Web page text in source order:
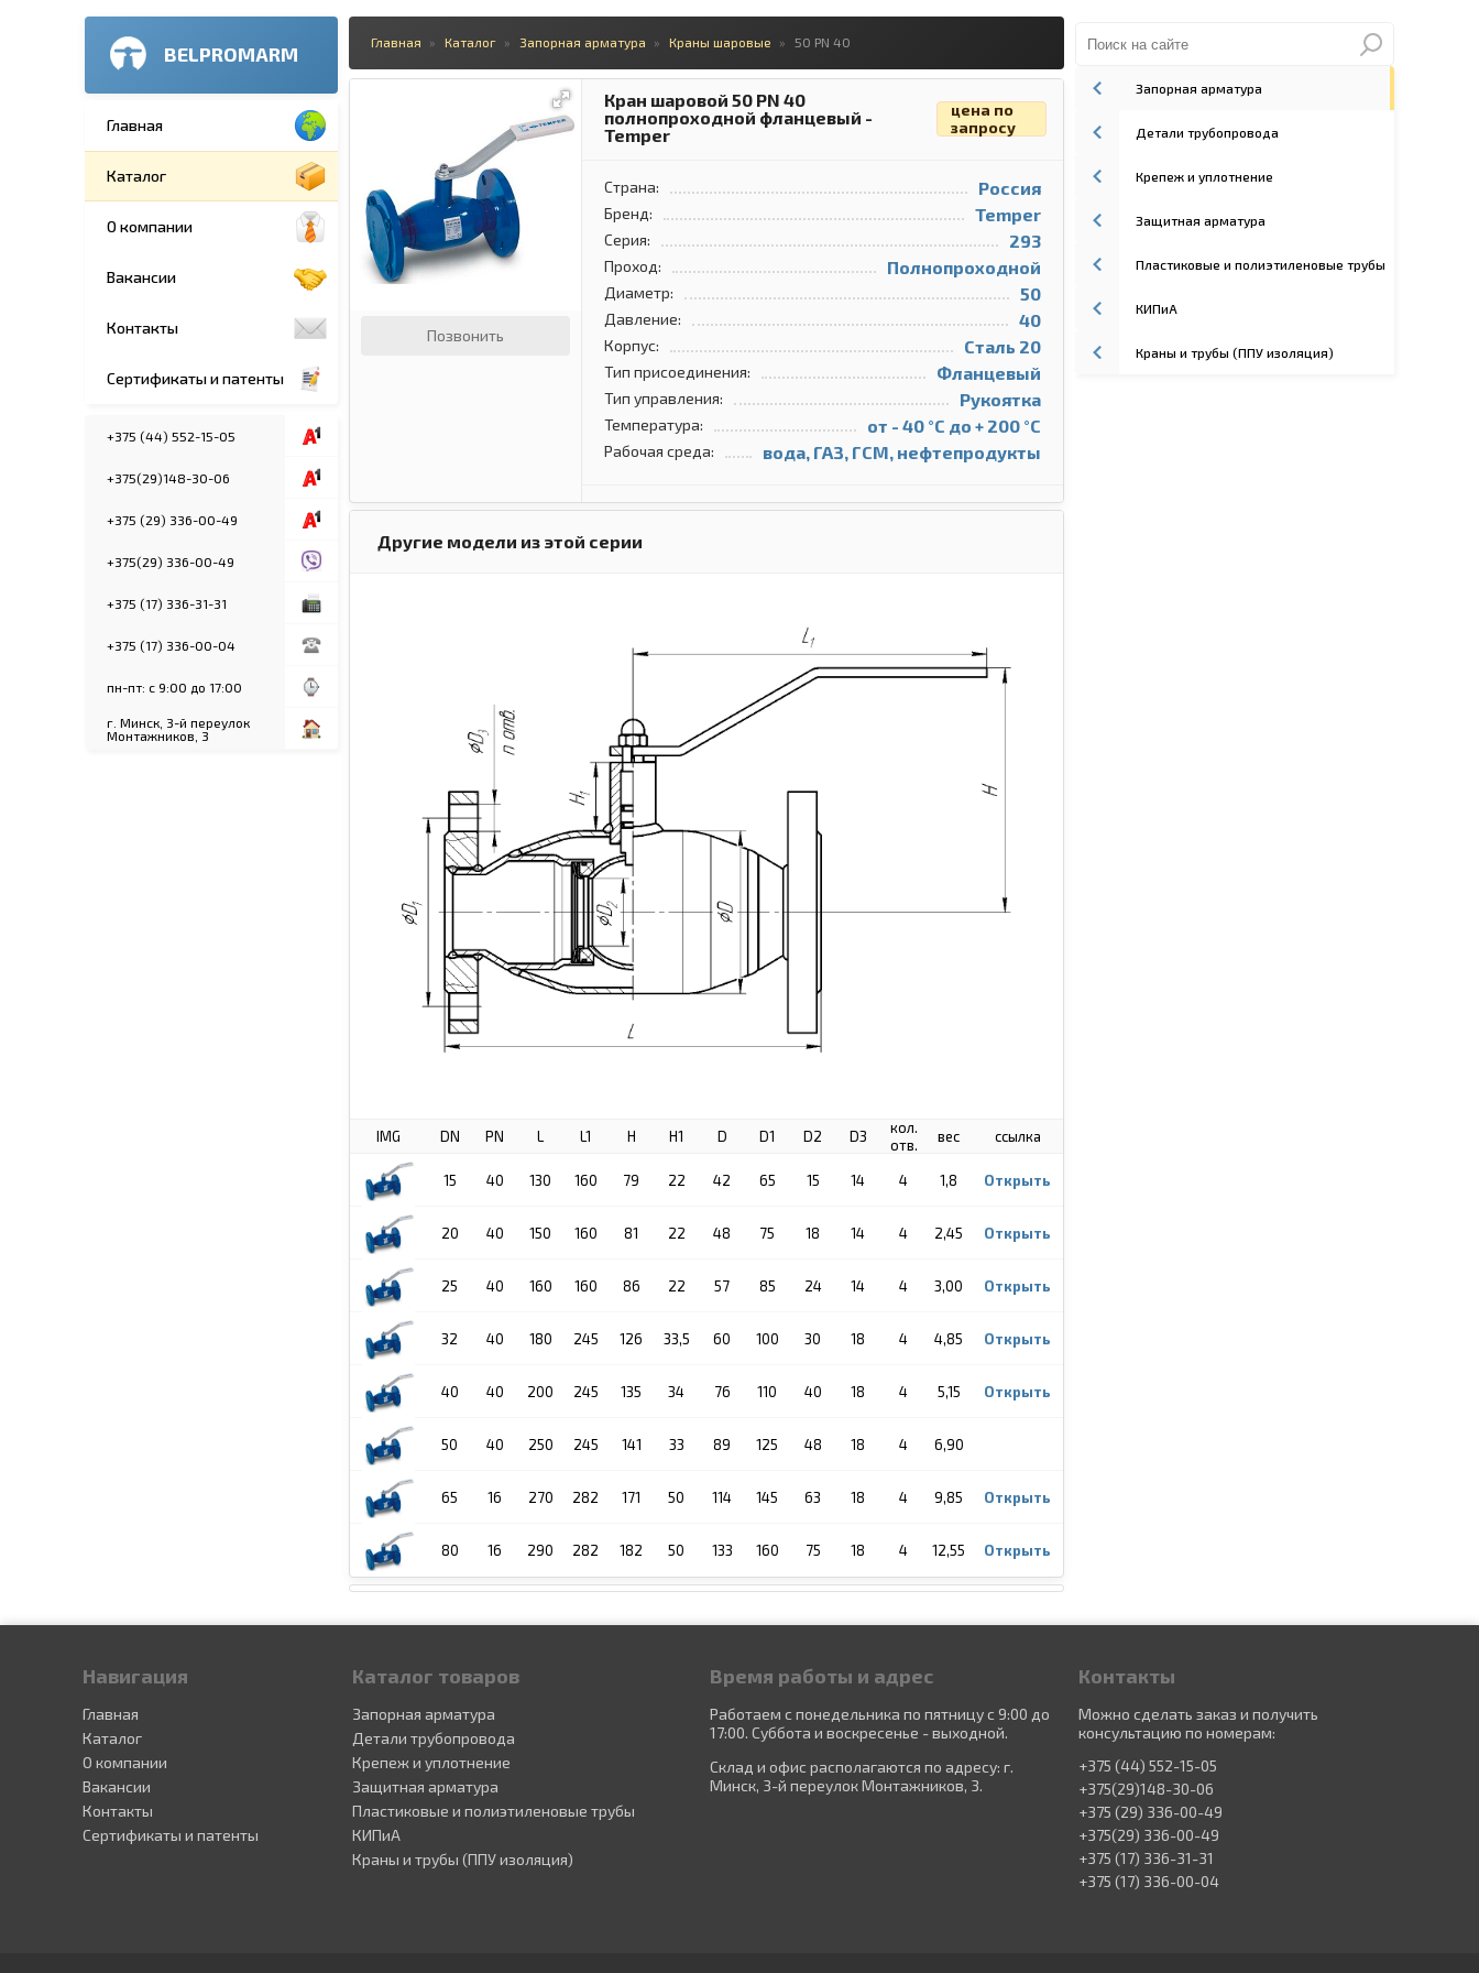
BELPROMARM
Главная
Каталог
О компании
Вакансии
Контакты
Сертификаты и патенты
+375 (44) 552-15-05
+375(29)148-30-06
+375 (29) 336-00-49
+375(29) 336-00-49
+375 (17) 336-31-31
+375 (17) 336-00-04
пн-пт: с 9:00 до 17:00
г. Минск, 3-й переулок
Монтажников, 3
Главная Каталог Запорная арматура Краны шаровые 50 PN 40
Позвонить
Кран шаровой 50 PN 40
полнопроходной фланцевый -
Temper
цена по
запросу
Страна: Россия
Бренд: Temper
Серия: 293
Проход: Полнопроходной
Диаметр: 50
Давление: 40
Корпус: Сталь 20
Тип присоединения: Фланцевый
Тип управления: Рукоятка
Температура: от - 40 °С до + 200 °С
Рабочая среда: вода, ГАЗ, ГСМ, нефтепродукты
Другие модели из этой серии
IMG DN PN L L1 H H1 D D1 D2 D3
кол.
отв.
вес ссылка
15 40 130 160 79 22 42 65 15 14 4 1,8 Открыть
20 40 150 160 81 22 48 75 18 14 4 2,45 Открыть
25 40 160 160 86 22 57 85 24 14 4 3,00 Открыть
32 40 180 245 126 33,5 60 100 30 18 4 4,85 Открыть
40 40 200 245 135 34 76 110 40 18 4 5,15 Открыть
50 40 250 245 141 33 89 125 48 18 4 6,90
65 16 270 282 171 50 114 145 63 18 4 9,85 Открыть
80 16 290 282 182 50 133 160 75 18 4 12,55 Открыть
Запорная арматура
Детали трубопровода
Крепеж и уплотнение
Защитная арматура
Пластиковые и полиэтиленовые трубы
КИПиА
Краны и трубы (ППУ изоляция)
Навигация
Главная
Каталог
О компании
Вакансии
Контакты
Сертификаты и патенты
Каталог товаров
Запорная арматура
Детали трубопровода
Крепеж и уплотнение
Защитная арматура
Пластиковые и полиэтиленовые трубы
КИПиА
Краны и трубы (ППУ изоляция)
Время работы и адрес
Работаем с понедельника по пятницу с 9:00 до
17:00. Суббота и воскресенье - выходной.
Склад и офис располагаются по адресу: г.
Минск, 3-й переулок Монтажников, 3.
Контакты
Можно сделать заказ и получить
консультацию по номерам:
+375 (44) 552-15-05
+375(29)148-30-06
+375 (29) 336-00-49
+375(29) 336-00-49
+375 (17) 336-31-31
+375 (17) 336-00-04